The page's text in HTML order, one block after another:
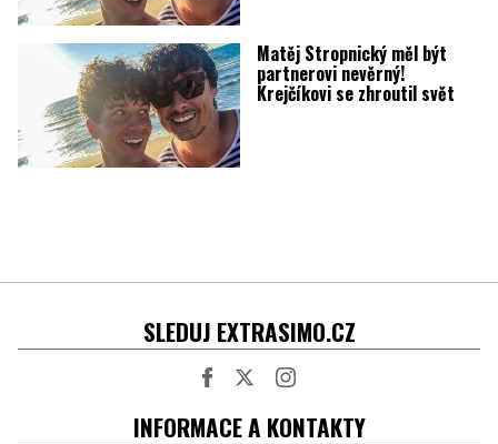
Matěj Stropnický měl být
partnerovi nevěrný!
Krejčíkovi se zhroutil svět
SLEDUJ EXTRASIMO.CZ
INFORMACE A KONTAKTY